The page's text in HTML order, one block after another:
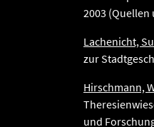
2003 (Quellen
Lachenicht,
zur
Hirschmann,
und